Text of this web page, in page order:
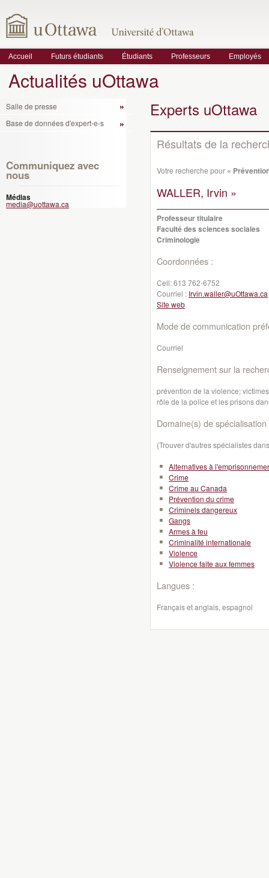
Accueil Futurs étudiants Étudiants Professeurs Employés
Actualités uOttawa
Salle de presse
Base de données d'expert-e-s
Communiquez avec
nous
Médias
media@uottawa.ca
Experts uOttawa
Résultats de la
Votre recherche pour «
WALLER, Irvin »
Professeur titulaire
Faculté des sciences sociales
Criminologie
Coordonnées :
Cell:613 762-6752
Courriel : Irvin.waller@uOttawa.ca
Site web
Mode de communication
Courriel
Renseignement sur la
prévention de la violence;
rôle de la police et les prisons
Domaine(s) de spécialisation
(Trouver d'autres spécialistes
Alternatives à
Crime
Crime au Canada
Prévention du crime
Criminels dangereux
Gangs
Armes à feu
Criminalité internationale
Violence
Violence faite aux femmes
Langues :
Français et anglais, espagnol